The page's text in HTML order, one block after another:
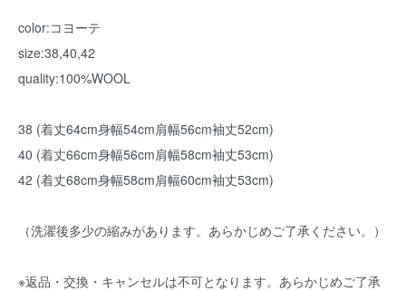
color:コヨーテ
size:38,40,42
quality:100%WOOL
38 (着丈64cm身幅54cm肩幅56cm袖丈52cm)
40 (着丈66cm身幅56cm肩幅58cm袖丈53cm)
42 (着丈68cm身幅58cm肩幅60cm袖丈53cm)
（洗濯後多少の縮みがあります。あらかじめご了承ください。）
※返品・交換・キャンセルは不可となります。あらかじめご了承